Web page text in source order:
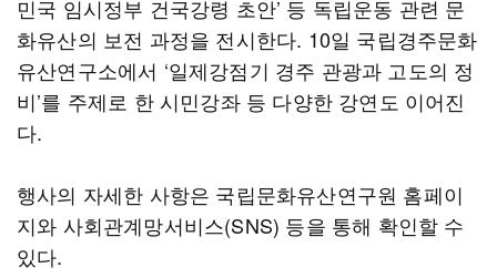
민국 임시정부 건국강령 초안’ 등 독립운동 관련 문
화유산의 보전 과정을 전시한다. 10일 국립경주문화
유산연구소에서 ‘일제강점기 경주 관광과 고도의 정
비’를 주제로 한 시민강좌 등 다양한 강연도 이어진
다.
행사의 자세한 사항은 국립문화유산연구원 홈페이
지와 사회관계망서비스(SNS) 등을 통해 확인할 수
있다.